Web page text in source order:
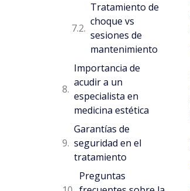
Tratamiento de
choque vs
sesiones de
mantenimiento
Importancia de
acudir a un
especialista en
medicina estética
Garantías de
seguridad en el
tratamiento
Preguntas